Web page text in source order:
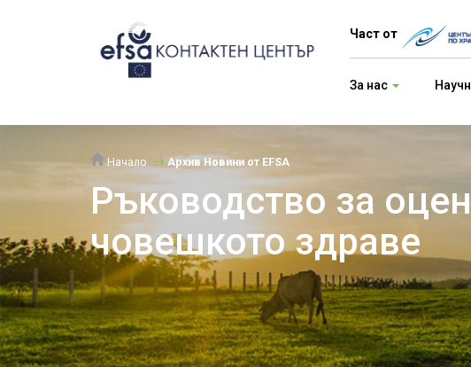
Част от
За нас
Начало Архив Новини от EFSA
Ръководство за
човешкото здраве